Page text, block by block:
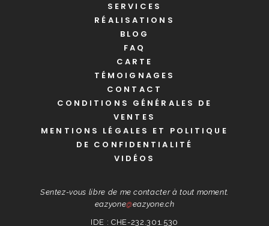
SERVICES
RÉALISATIONS
BLOG
FAQ
CARTE
TÉMOIGNAGES
CONTACT
CONDITIONS GÉNÉRALES DE
VENTES
MENTIONS LÉGALES ET POLITIQUE
DE CONFIDENTIALITÉ
VIDÉOS
Sentez-vous libre de me contacter à tout moment.
eazyone@eazyone.ch
IDE : CHE-232.301.530